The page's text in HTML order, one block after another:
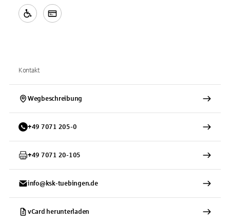
Kontakt
Wegbeschreibung
+49 7071 205-0
+49 7071 20-105
info@ksk-tuebingen.de
vCard herunterladen